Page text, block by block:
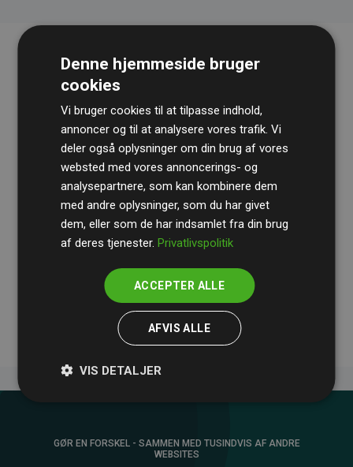
RevisionshusetBDOgennemgår løbende vores
beregninger og metode for at sikre gennemsigtighed
og pålidelighed.
Deres revision dokumenterer, at vores investeringer i
medlemmernes websites estimerede CO₂-
GØR EN FORSKEL - SAMMEN MED TUSINDVIS AF ANDRE
WEBSITES
Denne hjemmeside bruger
cookies
Vi bruger cookies til at tilpasse indhold,
annoncer og til at analysere vores trafik. Vi
deler også oplysninger om din brug af vores
websted med vores annoncerings- og
analysepartnere, som kan kombinere dem
med andre oplysninger, som du har givet
dem, eller som de har indsamlet fra din brug
af deres tjenester.Privatlivspolitik
ACCEPTER ALLE
AFVIS ALLE
VIS DETALJER